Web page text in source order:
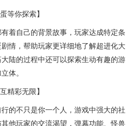
等你探索】
着自己的背景故事，玩家达成特定条
情，帮助玩家更详细地了解超进化大
陆的过程中还可以探索生动有趣的游
体。
精彩无限】
的不只是你一个人，游戏中强大的社
他玩家的交流渴望，弹幕功能、怪兽